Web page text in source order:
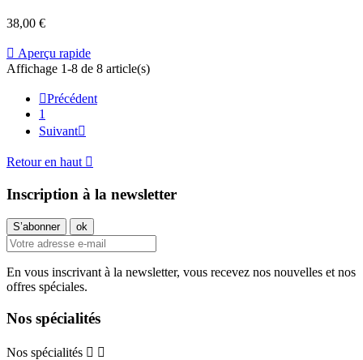
38,00 €
 Aperçu rapide
Affichage 1-8 de 8 article(s)
Précédent
1
Suivant
Retour en haut 
Inscription à la newsletter
En vous inscrivant à la newsletter, vous recevez nos nouvelles et nos
offres spéciales.
Nos spécialités
Nos spécialités  